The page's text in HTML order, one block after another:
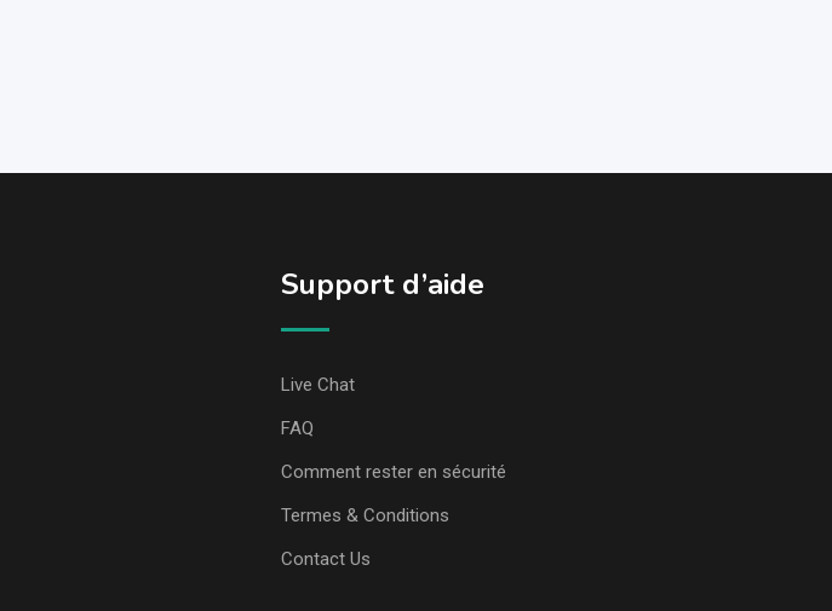
Support d’aide
Live Chat
FAQ
Comment rester en sécurité
Termes & Conditions
Contact Us